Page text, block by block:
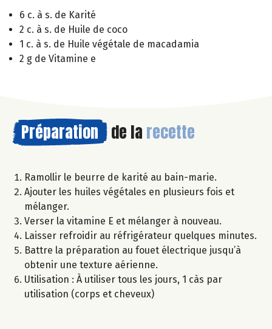
6 c. à s. de Karité
2 c. à s. de Huile de coco
1 c. à s. de Huile végétale de macadamia
2 g de Vitamine e
Préparation de la recette
Ramollir le beurre de karité au bain-marie.
Ajouter les huiles végétales en plusieurs fois et
mélanger.
Verser la vitamine E et mélanger à nouveau.
Laisser refroidir au réfrigérateur quelques minutes.
Battre la préparation au fouet électrique jusqu’à
obtenir une texture aérienne.
Utilisation : À utiliser tous les jours, 1 càs par
utilisation (corps et cheveux)